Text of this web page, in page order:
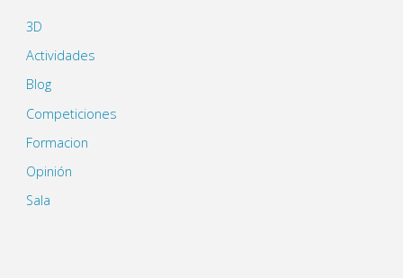
3D
Actividades
Blog
Competiciones
Formacion
Opinión
Sala